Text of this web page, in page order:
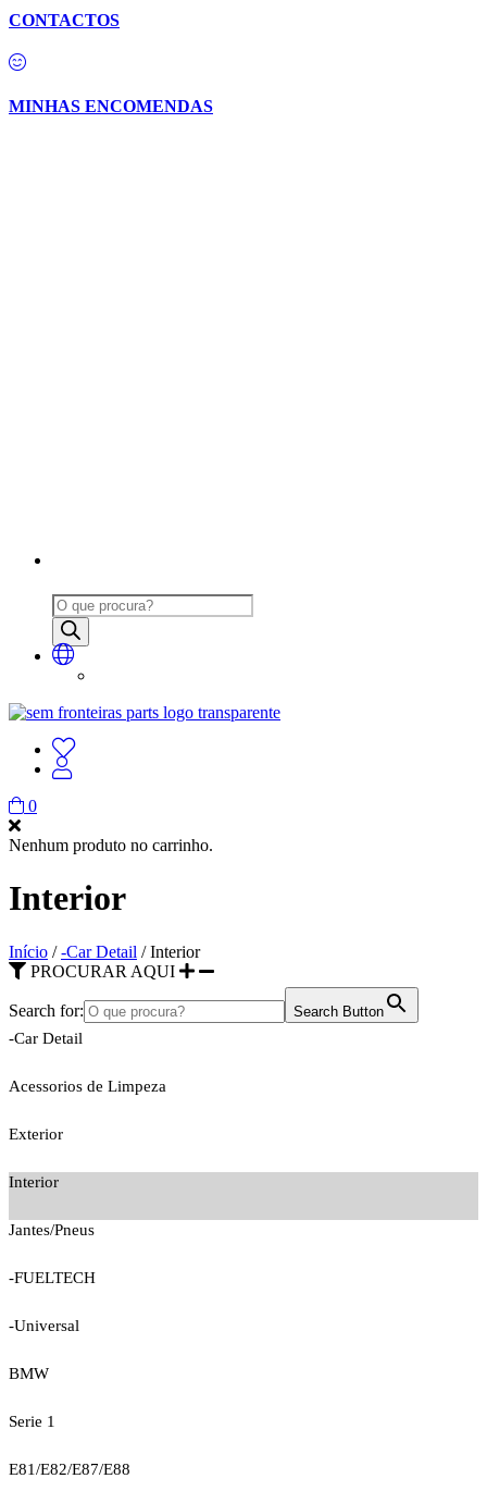
CONTACTOS
MINHAS ENCOMENDAS
Products
search
0
Nenhum produto no carrinho.
Interior
Início /-Car Detail / Interior
PROCURAR AQUI
Search for: Search Button
-Car Detail
Acessorios de Limpeza
Exterior
Interior
Jantes/Pneus
-FUELTECH
-Universal
BMW
Serie 1
E81/E82/E87/E88